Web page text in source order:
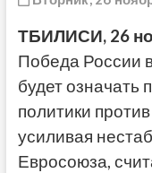
ТБИЛИСИ, 26
Победа России
будет означать
политики
усиливая
Евросоюза,